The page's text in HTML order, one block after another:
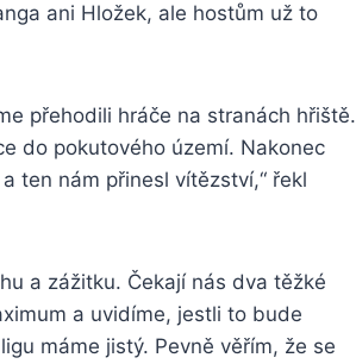
ani Hložek, ale hostům už to
přehodili hráče na stranách hřiště.
do pokutového území. Nakonec
ten nám přinesl vítězství,“ řekl
a zážitku. Čekají nás dva těžké
a uvidíme, jestli to bude
máme jistý. Pevně věřím, že se